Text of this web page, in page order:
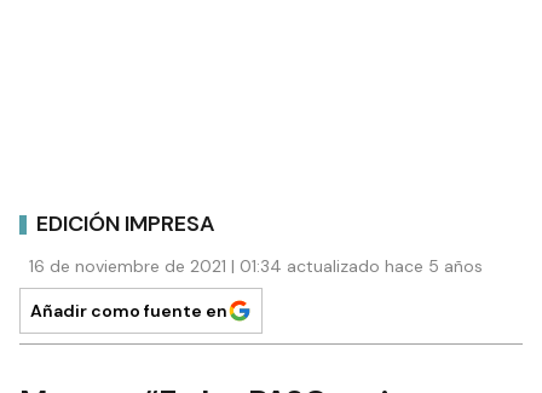
EDICIÓN IMPRESA
16 de noviembre de 2021 | 01:34 actualizado hace 5 años
Añadir como fuente en